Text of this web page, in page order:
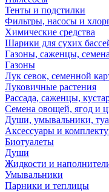
Тенты и подстилки
Фильтры, насосы и
Химические средства
Шарики для сухих
Газоны, саженцы, семена
Газоны
Лук севок, семенной
Луковичные растения
Рассада, саженцы,
Семена овощей, ягод и
Души, умывальники,
Аксессуары и
Биотуалеты
Души
Жидкости и
Умывальники
Парники и теплицы